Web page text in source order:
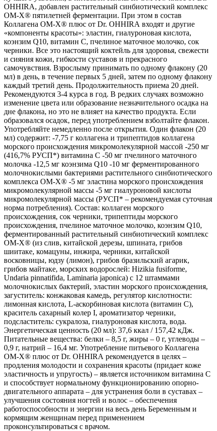
OHHIRA, добавлен растительный синбиотический комплекс
ОМ-Х® пятилетней ферментации. При этом в состав
Коллагена ОМ-Х® плюс от Dr. OHHIRА входят и другие
«компоненты красоты»: эластин, гиалуроновая кислота,
коэнзим Q10, витамин С, пчелиное маточное молочко, сок
черники. Все это настоящий коктейль для здоровья, свежести
и сияния кожи, гибкости суставов и прекрасного
самочувствия. Взрослыму принимать по одному флакону (20
мл) в день, в течение первых 5 дней, затем по одному флакону
каждый третий день. Продолжительность приема 20 дней.
Рекомендуются 3-4 курса в год. В редких случаях возможно
изменение цвета или образование незначительного осадка на
дне флакона, но это не влияет на качество продукта. Если
образовался осадок, перед употреблением взболтайте флакон.
Употребляйте немедленно после открытия. Один флакон (20
мл) содержит: -7,75 г коллагена и трипептидов коллагена
морского происхождения микромолекулярной массой -250 мг
(416,7% РУСП*) витамина С -50 мг пчелиного маточного
молочка -12,5 мг коэнзима Q10 -10 мг ферментированного
молочнокислыми бактериями растительного синбиотического
комплекса ОМ-Х® -5 мг эластина морского происхождения
микромолекулярной массы -5 мг гиалуроновой кислоты
микромолекулярной массы (РУСП* – рекомендуемая суточная
норма потребления). Состав: коллаген морского
происхождения, сок черники, трипептиды морского
происхождения, пчелиное маточное молочко, коэнзим Q10,
ферментированный растительный синбиотический комплекс
ОМ-Х® (из слив, китайской дерезы, шпината, грибов
шиитаке, комацуны, инжира, черники, китайской
восковницы, юдзу (лимон), грибов бразильский агарик,
грибов майтаке, морских водорослей: Hizikia fusiforme,
Undaria pinnatifida, Laminaria japonica) с 12 штаммами
молочнокислых бактерий, эластин морского происхождения,
загуститель: конжаковая камедь, регулятор кислотности:
лимонная кислота, L-аскорбиновая кислота (витамин С),
краситель сахарный колер I, ароматизатор черники,
подсластитель: сукралоза, гиалуроновая кислота, вода.
Энергетическая ценность (20 мл): 37,6 ккал / 157,42 кДж.
Питательные вещества: белки – 8,5 г, жиры – 0 г, углеводы –
0,9 г, натрий – 16,4 мг. Употребление питьевого Коллагена
ОМ-Х® плюс от Dr. OHHIRА рекомендуется в целях –
продления молодости и сохранения красоты (придает коже
эластичность и упругость) – является источником витамина С
и способствует нормальному функционированию опорно-
двигательного аппарата – для устранения боли в суставах –
улучшения состояния ногтей и волос – обеспечения
работоспособности и энергии на весь день Беременным и
кормящим женщинам перед применением
проконсультироваться с врачом.